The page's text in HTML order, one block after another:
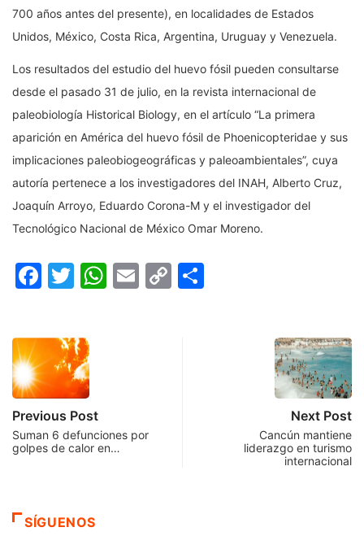
700 años antes del presente), en localidades de Estados
Unidos, México, Costa Rica, Argentina, Uruguay y Venezuela.
Los resultados del estudio del huevo fósil pueden consultarse
desde el pasado 31 de julio, en la revista internacional de
paleobiología Historical Biology, en el artículo “La primera
aparición en América del huevo fósil de Phoenicopteridae y sus
implicaciones paleobiogeográficas y paleoambientales”, cuya
autoría pertenece a los investigadores del INAH, Alberto Cruz,
Joaquín Arroyo, Eduardo Corona-M y el investigador del
Tecnológico Nacional de México Omar Moreno.
Facebook
Twitter
WhatsApp
Email
Copy
Previous Post
Suman 6 defunciones por
golpes de calor en…
Next Post
Cancún mantiene
liderazgo en turismo
internacional
SÍGUENOS